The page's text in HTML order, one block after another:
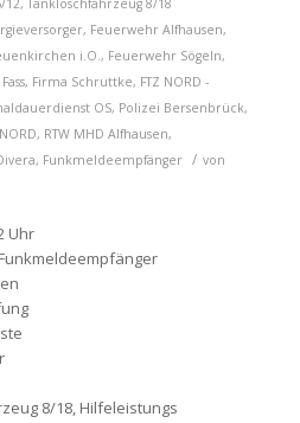
12,Tanklöschfahrzeug 8/18
, Feuerwehr Alfhausen,
i.O., Feuerwehr Sögeln,
, Firma Schruttke, FTZ NORD -
OS, Polizei Bersenbrück,
, RTW MHD Alfhausen,
, Funkmeldeempfänger / von
Uhr
8/18, Hilfeleistungs